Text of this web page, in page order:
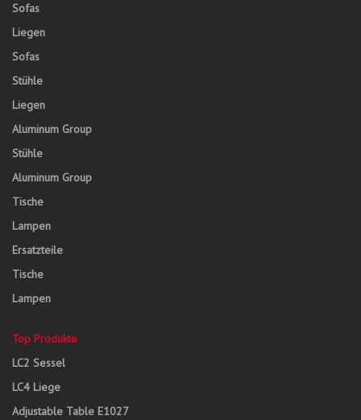
Sofas
Liegen
Sofas
Stühle
Liegen
Aluminum Group
Stühle
Aluminum Group
Tische
Lampen
Ersatzteile
Tische
Lampen
Top Produkte
LC2 Sessel
LC4 Liege
Adjustable Table E1027